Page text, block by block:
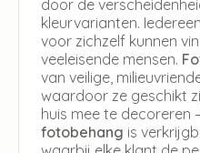
door de
kleurvarianten.
voor zichzelf kunnen
veeleisende mensen.
van veilige,
waardoor ze geschikt
huis mee te decoreren
fotobehang is